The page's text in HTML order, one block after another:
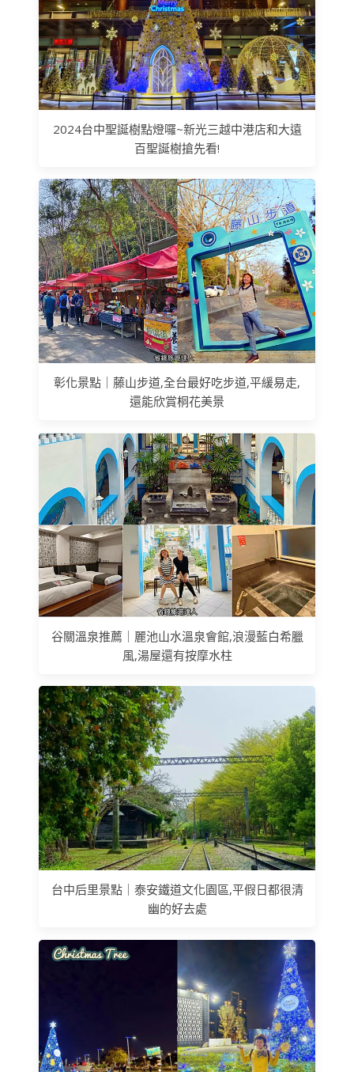
2024台中聖誕樹點燈囉~新光三越中港店和大遠
百聖誕樹搶先看!
彰化景點｜藤山步道,全台最好吃步道,平緩易走,
還能欣賞桐花美景
谷關溫泉推薦｜麗池山水溫泉會館,浪漫藍白希臘
風,湯屋還有按摩水柱
台中后里景點｜泰安鐵道文化園區,平假日都很清
幽的好去處